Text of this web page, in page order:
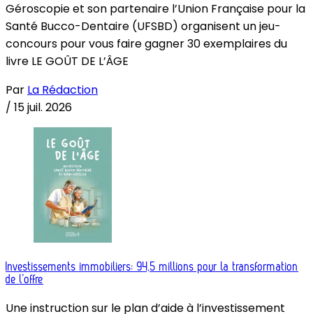
Géroscopie et son partenaire l’Union Française pour la
Santé Bucco-Dentaire (UFSBD) organisent un jeu-
concours pour vous faire gagner 30 exemplaires du
livre LE GOÛT DE L’ÂGE
Par La Rédaction
/ 15 juil. 2026
Investissements immobiliers: 94,5 millions pour la transformation
de l’offre
Une instruction sur le plan d’aide à l’investissement